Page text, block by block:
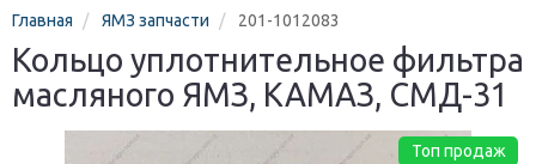
Главная ЯМЗ запчасти 201-1012083
Кольцо уплотнительное фильтра
масляного ЯМЗ, КАМАЗ, СМД-31
Топ продаж